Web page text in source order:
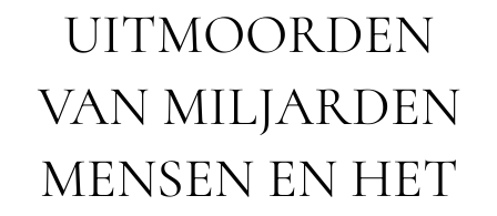
UITMOORDEN
VAN MILJARDEN
MENSEN EN HET